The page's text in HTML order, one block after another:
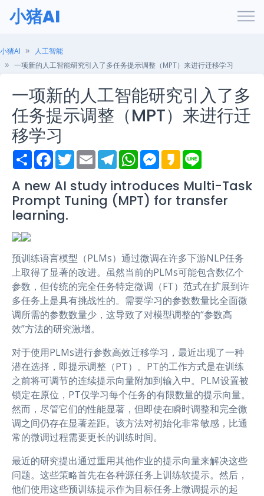
小猪AI
小猪AI
人工智能
一项新的人工智能研究引入了多任务提示调整（MPT）来进行迁移学习
一项新的人工智能研究引入了多
任务提示调整（MPT）来进行迁
移学习
S
h
r
e
F
a
e
b
o
o
k
T
w
t
t
e
E
m
i
l
T
e
e
g
r
a
W
h
t
s
A
M
e
s
e
n
K
a
a
o
e
A new AI study introduces Multi-Task
Prompt Tuning (MPT) for transfer
learning.
预训练语言模型（PLMs）通过微调在许多下游NLP任务
上取得了显著的改进。虽然当前的PLMs可能包含数亿个
参数，但传统的完全任务特定微调（FT）范式在扩展到许
多任务上是具有挑战性的。需要学习的参数数量比全面微
调所需的参数数量少，这导致了对模型调整的“参数高
效”方法的研究激增。
对于使用PLMs进行参数高效迁移学习，最近出现了一种
潜在选择，即提示调整（PT）。PT的工作方式是在训练
之前将可调节的连续提示向量附加到输入中。PLM设置被
锁定在原位，PT仅学习每个任务的有限数量的提示向量。
然而，尽管它们的性能显著，但即使在瞬时调整和完全微
调之间仍存在显著差距。该方法对初始化非常敏感，比通
常的微调过程需要更长的训练时间。
最近的研究提出通过重用其他作业的提示向量来解决这些
问题。这些策略首先在各种源任务上训练软提示。然后，
他们使用这些预训练提示作为目标任务上微调提示的起